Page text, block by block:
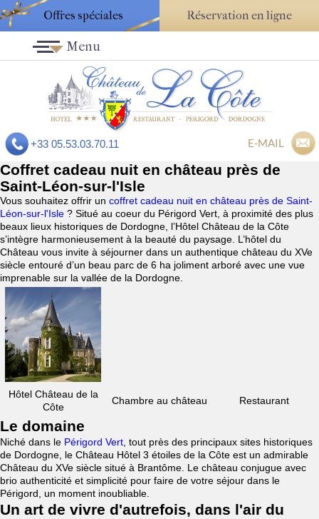
Offres spéciales Réservation en ligne
+33 05.53.03.70.11 E-MAIL
Menu
Coffret cadeau nuit en château près de
Saint-Léon-sur-l'Isle
Vous souhaitez offrir un coffret cadeau nuit en château près de Saint-
Léon-sur-l'Isle ? Situé au coeur du Périgord Vert, à proximité des plus
beaux lieux historiques de Dordogne, l’Hôtel Château de la Côte
s’intègre harmonieusement à la beauté du paysage. L’hôtel du
Château vous invite à séjourner dans un authentique château du XVe
siècle entouré d’un beau parc de 6 ha joliment arboré avec une vue
imprenable sur la vallée de la Dordogne.
Hôtel Château de la
Côte
Chambre au château Restaurant
Le domaine
Niché dans le Périgord Vert , tout près des principaux sites historiques
de Dordogne, le Château Hôtel 3 étoiles de la Côte est un admirable
Château du XVe siècle situé à Brantôme. Le château conjugue avec
brio authenticité et simplicité pour faire de votre séjour dans le
Périgord, un moment inoubliable.
Un art de vivre d'autrefois, dans l'air du